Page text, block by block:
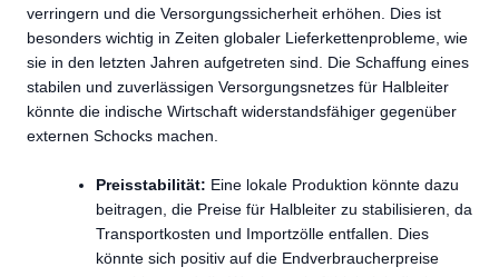
verringern und die Versorgungssicherheit erhöhen. Dies ist
besonders wichtig in Zeiten globaler Lieferkettenprobleme, wie
sie in den letzten Jahren aufgetreten sind. Die Schaffung eines
stabilen und zuverlässigen Versorgungsnetzes für Halbleiter
könnte die indische Wirtschaft widerstandsfähiger gegenüber
externen Schocks machen.
Preisstabilität: Eine lokale Produktion könnte dazu
beitragen, die Preise für Halbleiter zu stabilisieren, da
Transportkosten und Importzölle entfallen. Dies
könnte sich positiv auf die Endverbraucherpreise